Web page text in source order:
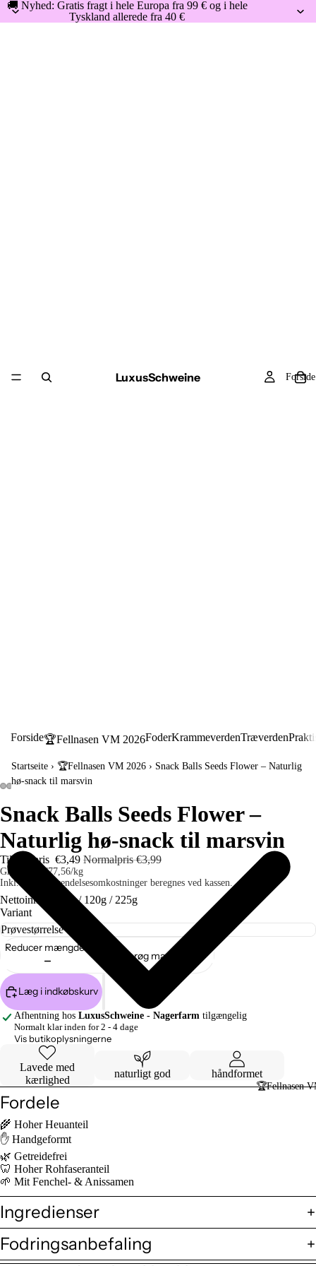
🚚 Nyhed: Gratis fragt i hele Europa fra 99 € og i hele
Tyskland allerede fra 40 €
LuxusSchweine Forside
🏆Fellnasen
Forside🏆Fellnasen VM 2026FoderKrammeverdenTræverden
Startseite › 🏆Fellnasen VM 2026 › Snack Balls Seeds Flower – Naturlig
hø-snack til marsvin
Snack Balls Seeds Flower –
Naturlig hø-snack til marsvin
Tilbudspris €3,49 Normalpris€3,99
Grundpris
€77,56/kg
Inkl. skat. Forsendelsesomkostninger beregnes ved kassen.
Nettoinhalt - 45g / 120g / 225g
Variant
Reducer mængden
Forøg mængden
Læg i indkøbskurv
Afhentning hos LuxusSchweine - Nagerfarm tilgængelig
Normalt klar inden for 2 - 4 dage
Vis butikoplysningerne
Lavede med
kærlighed
naturligt god håndformet
Fordele
🌾 Hoher Heuanteil
✋ Handgeformt
🌿 Getreidefrei
🦷 Hoher Rohfaseranteil
🌱 Mit Fenchel- & Anissamen
Ingredienser
Fodringsanbefaling